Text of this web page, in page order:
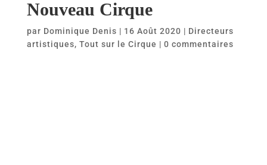
Nouveau Cirque
par Dominique Denis | 16 Août 2020 | Directeurs
artistiques, Tout sur le Cirque | 0 commentaires